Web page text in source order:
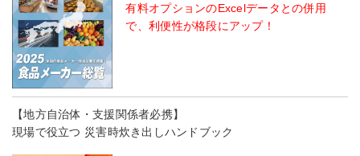
有料オプションのExcelデータとの併用
で、利便性が格段にアップ！
【地方自治体・支援関係者必携】
現場で役立つ 災害時炊き出しハンドブック